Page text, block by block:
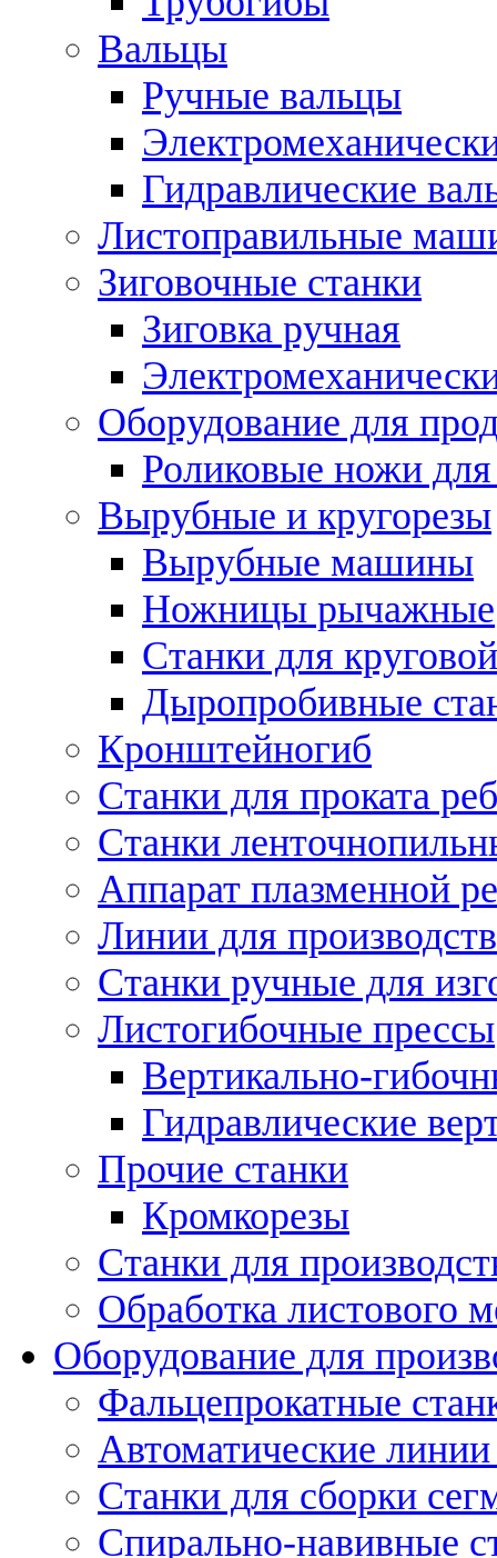
Вальцы
Ручные вальцы
Гидравлические
Листоправильные
Зиговочные станки
Зиговка ручная
Оборудование для
Роликовые ножи для
Вырубные и кругорезы
Вырубные машины
Ножницы рычажные
Станки для
Дыропробивные
Кронштейногиб
Станки для проката
Станки
Аппарат плазменной
Линии для
Станки ручные для
Листогибочные прессы
Вертикально-
Гидравлические
Прочие станки
Кромкорезы
Станки для
Обработка листового
Оборудование для
Фальцепрокатные
Автоматические линии
Станки для сборки
Спирально-навивные